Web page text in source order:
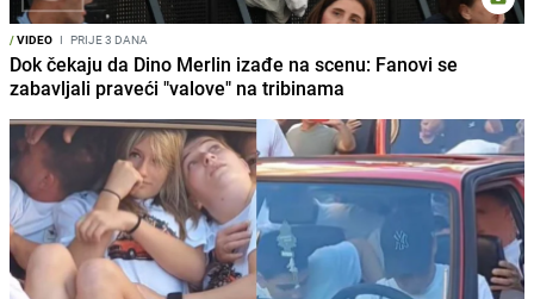
/VIDEO I PRIJE 3 DANA
Dok čekaju da Dino Merlin izađe na scenu: Fanovi se
zabavljali praveći "valove" na tribinama